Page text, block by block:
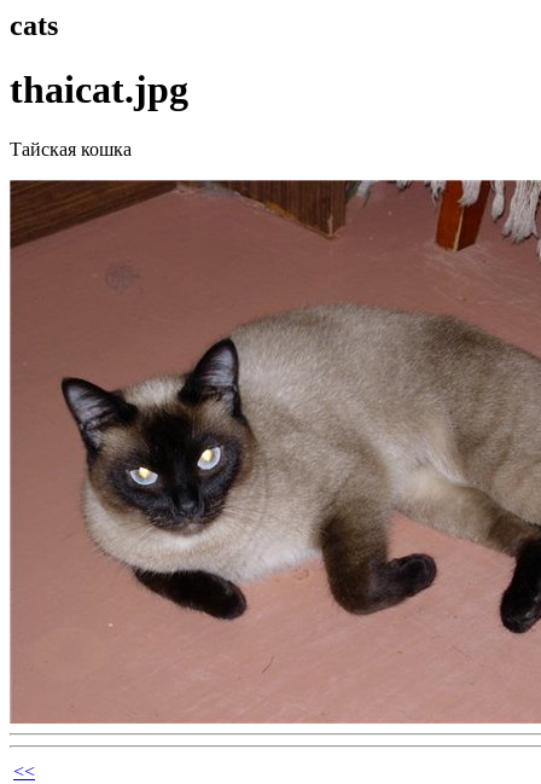
cats
thaicat.jpg
Тайская кошка
<<